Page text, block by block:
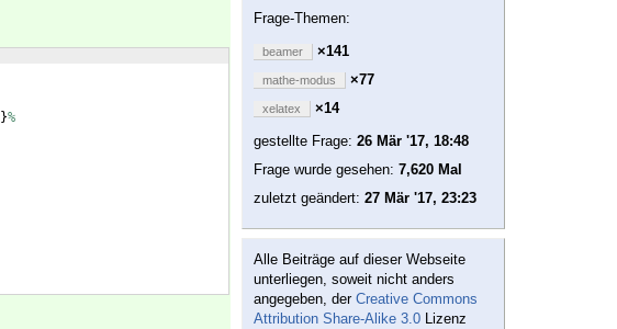
}%
Frage-Themen:
beamer ×141
mathe-modus ×77
xelatex
×14
gestellte Frage: 26 Mär '17, 18:48
Frage wurde gesehen: 7,620 Mal
zuletzt geändert: 27 Mär '17, 23:23
Alle Beiträge auf dieser Webseite
unterliegen, soweit nicht anders
angegeben, der Creative Commons
Attribution Share-Alike 3.0 Lizenz